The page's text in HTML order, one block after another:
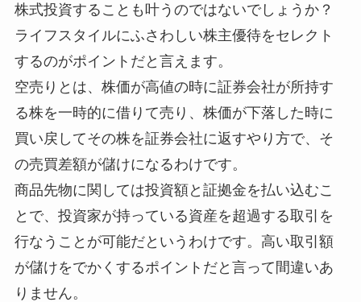
株式投資することも叶うのではないでしょうか？
ライフスタイルにふさわしい株主優待をセレクト
するのがポイントだと言えます。
空売りとは、株価が高値の時に証券会社が所持す
る株を一時的に借りて売り、株価が下落した時に
買い戻してその株を証券会社に返すやり方で、そ
の売買差額が儲けになるわけです。
商品先物に関しては投資額と証拠金を払い込むこ
とで、投資家が持っている資産を超過する取引を
行なうことが可能だというわけです。高い取引額
が儲けをでかくするポイントだと言って間違いあ
りません。